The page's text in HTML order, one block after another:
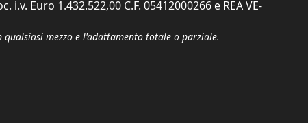
Euro 1.432.522,00 C.F. 05412000266 e REA VE-
mezzo e l'adattamento totale o parziale.